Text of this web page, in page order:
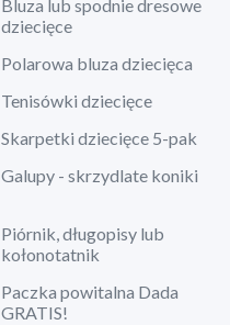
Bluza lub spodnie dresowe
dziecięce
Polarowa bluza dziecięca
Tenisówki dziecięce
Skarpetki dziecięce 5-pak
Galupy - skrzydlate koniki
Piórnik, długopisy lub
kołonotatnik
Paczka powitalna Dada
GRATIS!